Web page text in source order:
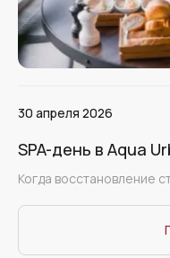
30 апреля 2026
SPA-день в Aqua
Когда восстановление